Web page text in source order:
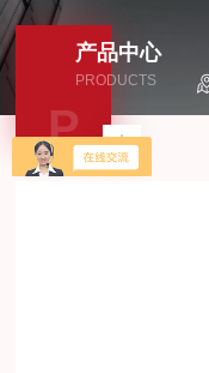
产品中心
PRODUCTS
P